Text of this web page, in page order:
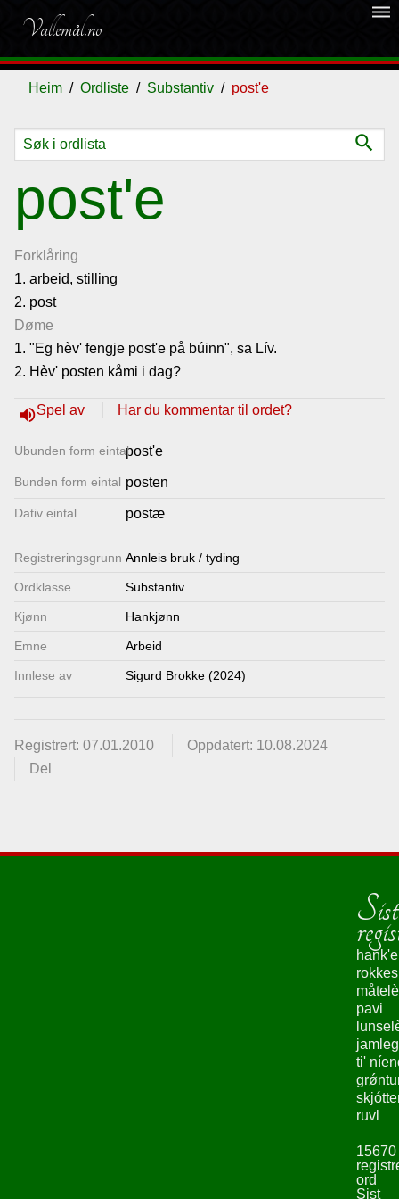
Vallemål.no
dehaze
Heim Ordliste Substantiv post'e
search
post'e
Forklåring
1. arbeid, stilling
2. post
Døme
1. "Eg hèv' fengje post'e på búinn", sa Lív.
2. Hèv' posten kåmi i dag?
volume_upSpel av Har du kommentar til ordet?
Ubunden form eintalpost'e
Bunden form eintal posten
Dativ eintal postæ
Registrerings­grunn Annleis bruk / tyding
Ordklasse Substantiv
Kjønn Hankjønn
Emne Arbeid
Innlese av Sigurd Brokke (2024)
Registrert: 07.01.2010
Oppdatert: 10.08.2024
Del
Ordliste
Om
vallemålet
Gjestebok
Nyhende
Lenkjer
Kontakt
oss
hank'e
pavi
ti'
ruvl
15670
ord
Sist